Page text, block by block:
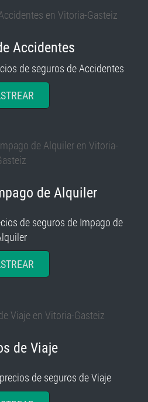
Accidentes
de seguros de Accidentes
de Alquiler
de seguros de Impago de
de Viaje
de seguros de Viaje